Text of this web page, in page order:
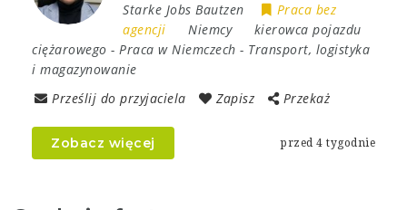
Starke Jobs Bautzen
Praca bez
agencji
Niemcy
kierowca pojazdu
ciężarowego - Praca w Niemczech - Transport, logistyka
i magazynowanie
Prześlij do przyjaciela
Zapisz Przekaż
Zobacz więcej przed 4 tygodnie